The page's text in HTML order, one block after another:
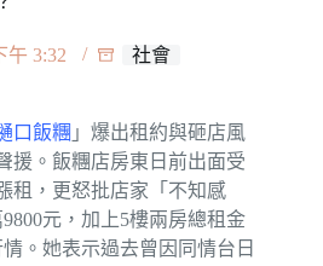
午 3:32 社會
口飯糰 」爆出租約與砸店風
援。飯糰店房東日前出面受
租，更怒批店家「不知感
元，加上5樓兩房總租金
。她表示過去曾因同情台日